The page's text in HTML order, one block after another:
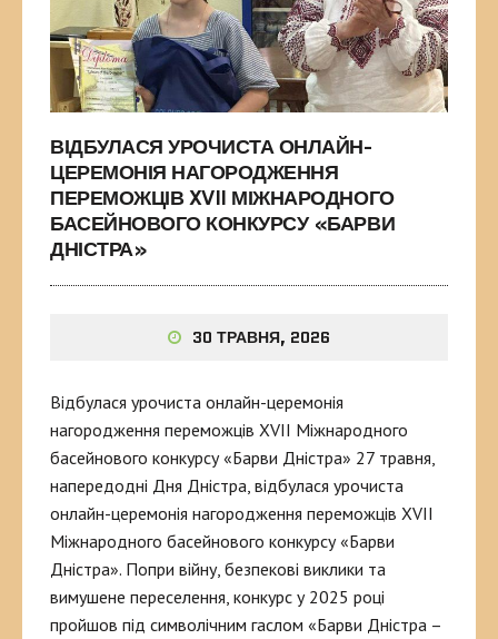
ВІДБУЛАСЯ УРОЧИСТА ОНЛАЙН-
ЦЕРЕМОНІЯ НАГОРОДЖЕННЯ
ПЕРЕМОЖЦІВ XVII МІЖНАРОДНОГО
БАСЕЙНОВОГО КОНКУРСУ «БАРВИ
ДНІСТРА»
30 ТРАВНЯ, 2026
Відбулася урочиста онлайн-церемонія
нагородження переможців XVII Міжнародного
басейнового конкурсу «Барви Дністра» 27 травня,
напередодні Дня Дністра, відбулася урочиста
онлайн-церемонія нагородження переможців XVII
Міжнародного басейнового конкурсу «Барви
Дністра». Попри війну, безпекові виклики та
вимушене переселення, конкурс у 2025 році
пройшов під символічним гаслом «Барви Дністра –